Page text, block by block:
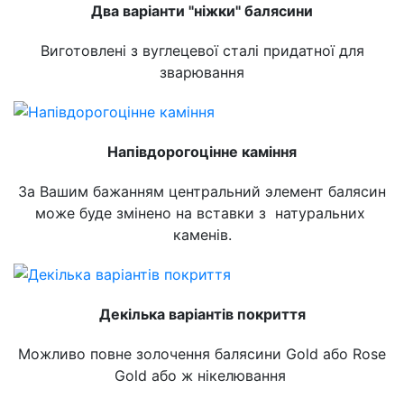
Два варіанти "ніжки" балясини
Виготовлені з вуглецевої сталі придатної для
зварювання
Напівдорогоцінне каміння
За Вашим бажанням центральний элемент балясин
може буде змінено на вставки з натуральних
каменів.
Декілька варіантів покриття
Можливо повне золочення балясини Gold або Rose
Gold або ж нікелювання